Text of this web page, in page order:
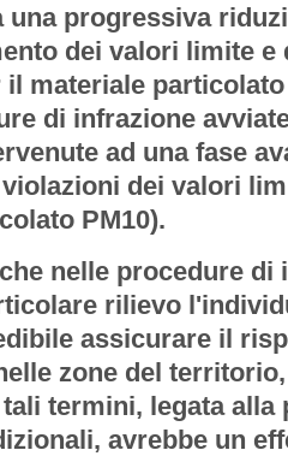
una progressiva
dei valori limite e
materiale
di infrazione
ad una fase
dei valori
PM10).
nelle procedure
rilievo
assicurare il
zone del
termini, legata
avrebbe un